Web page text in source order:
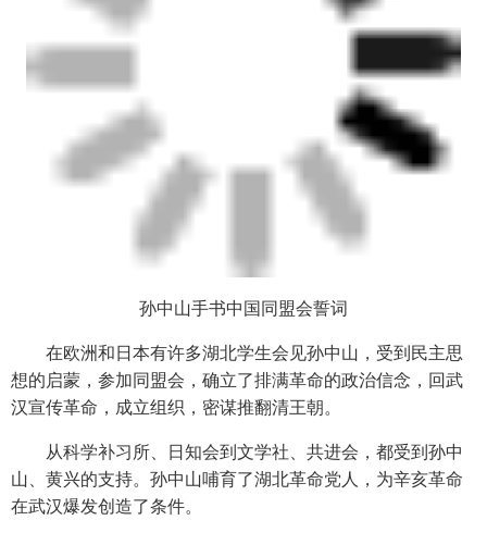
孙中山手书中国同盟会誓词
在欧洲和日本有许多湖北学生会见孙中山，受到民主思
想的启蒙，参加同盟会，确立了排满革命的政治信念，回武
汉宣传革命，成立组织，密谋推翻清王朝。
从科学补习所、日知会到文学社、共进会，都受到孙中
山、黄兴的支持。孙中山哺育了湖北革命党人，为辛亥革命
在武汉爆发创造了条件。